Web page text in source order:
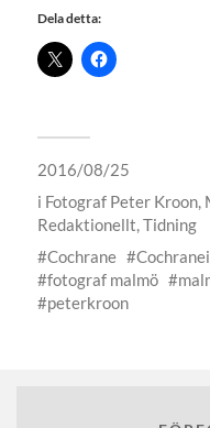
Dela detta:
2016/08/25
i Fotograf Peter Kroon,
Redaktionellt,Tidning
Cochrane
fotograf malmö
peterkroon